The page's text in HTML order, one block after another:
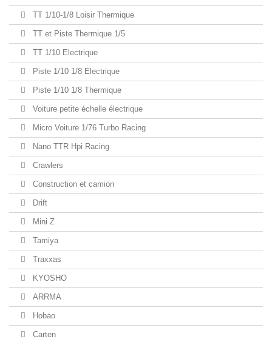
TT 1/10-1/8 Loisir Thermique
TT et Piste Thermique 1/5
TT 1/10 Electrique
Piste 1/10 1/8 Electrique
Piste 1/10 1/8 Thermique
Voiture petite échelle électrique
Micro Voiture 1/76 Turbo Racing
Nano TTR Hpi Racing
Crawlers
Construction et camion
Drift
Mini Z
Tamiya
Traxxas
KYOSHO
ARRMA
Hobao
Carten